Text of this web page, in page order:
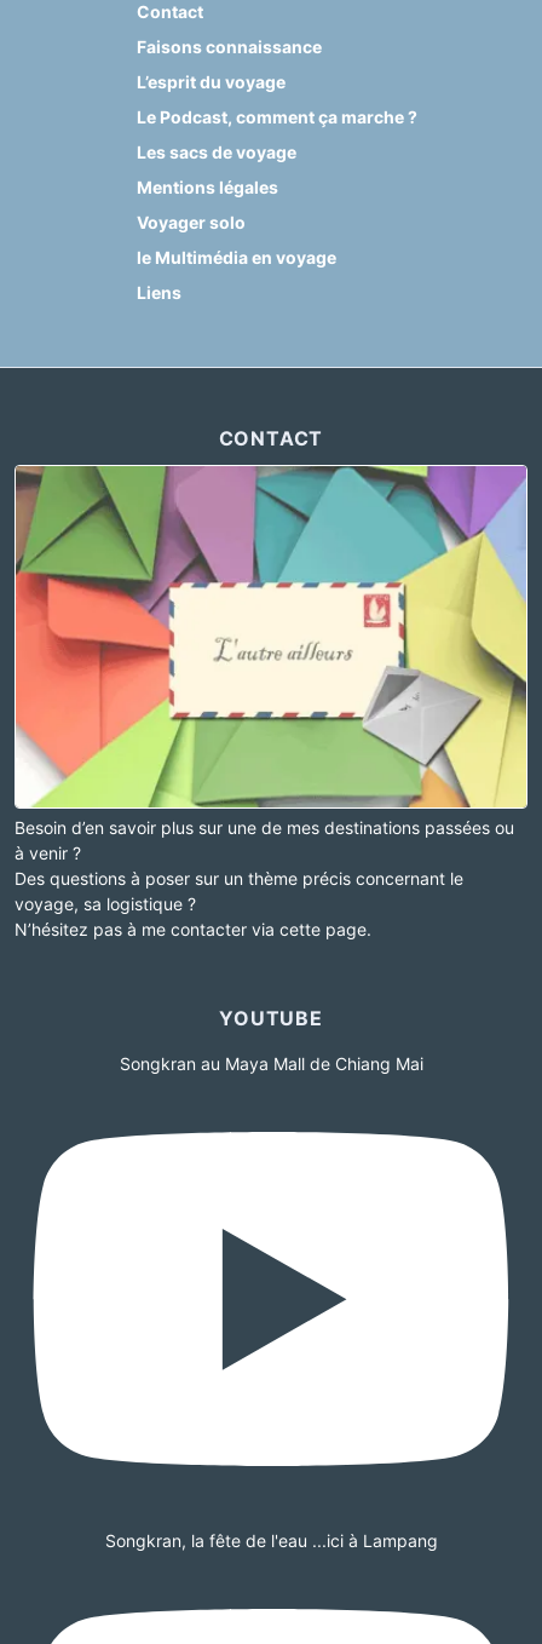
Contact
Faisons connaissance
L’esprit du voyage
Le Podcast, comment ça marche ?
Les sacs de voyage
Mentions légales
Voyager solo
le Multimédia en voyage
Liens
CONTACT
Besoin d’en savoir plus sur une de mes destinations passées ou
à venir ?
Des questions à poser sur un thème précis concernant le
voyage, sa logistique ?
N’hésitez pas à me contacter via cette page.
YOUTUBE
Songkran au Maya Mall de Chiang Mai
Songkran, la fête de l'eau ...ici à Lampang